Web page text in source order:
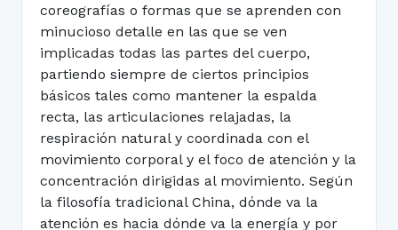
coreografías o formas que se aprenden con
minucioso detalle en las que se ven
implicadas todas las partes del cuerpo,
partiendo siempre de ciertos principios
básicos tales como mantener la espalda
recta, las articulaciones relajadas, la
respiración natural y coordinada con el
movimiento corporal y el foco de atención y la
concentración dirigidas al movimiento. Según
la filosofía tradicional China, dónde va la
atención es hacia dónde va la energía y por